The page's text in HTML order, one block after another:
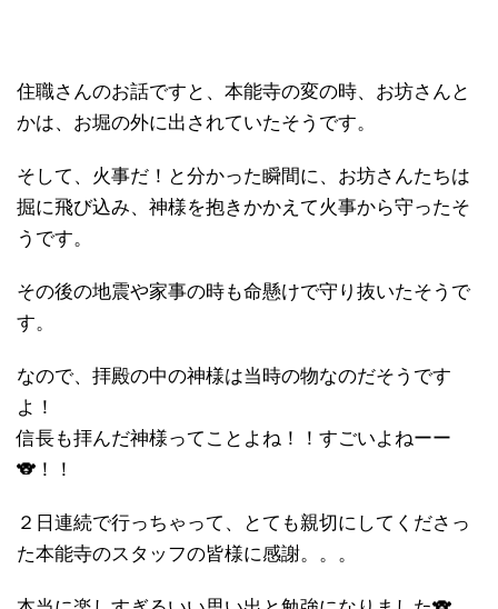
住職さんのお話ですと、本能寺の変の時、お坊さんと
かは、お堀の外に出されていたそうです。
そして、火事だ！と分かった瞬間に、お坊さんたちは
掘に飛び込み、神様を抱きかかえて火事から守ったそ
うです。
その後の地震や家事の時も命懸けで守り抜いたそうで
す。
なので、拝殿の中の神様は当時の物なのだそうです
よ！
信長も拝んだ神様ってことよね！！すごいよねーー
🐨！！
２日連続で行っちゃって、とても親切にしてくださっ
た本能寺のスタッフの皆様に感謝。。。